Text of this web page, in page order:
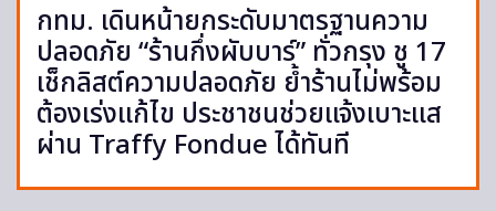
กทม. เดินหน้ายกระดับมาตรฐานความ
ปลอดภัย “ร้านกึ่งผับบาร์” ทั่วกรุง ชู 17
เช็กลิสต์ความปลอดภัย ย้ำร้านไม่พร้อม
ต้องเร่งแก้ไข ประชาชนช่วยแจ้งเบาะแส
ผ่าน Traffy Fondue ได้ทันที